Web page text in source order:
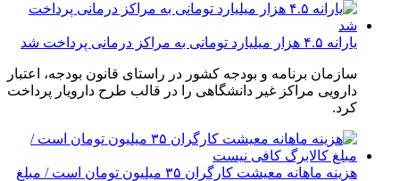
یارانه ۴.۵ هزار میلیارد تومانی به مراکز درمانی پرداخت شد
سازمان برنامه و بودجه کشور در راستای قانون بودجه، اعتبار
دارویی مراکز غیر دانشگاهی را در قالب طرح دارویار پرداخت
کرد.
هزینه ماهانه معیشت کارگران ۳۵ میلیون تومان است / مبلغ